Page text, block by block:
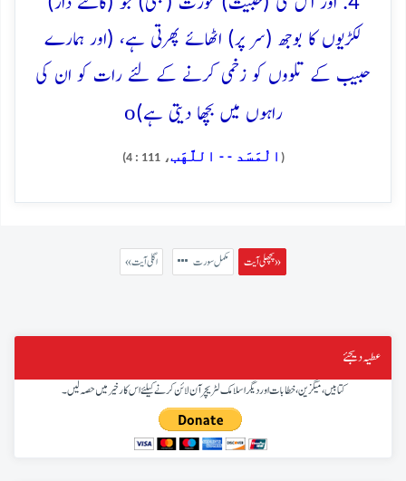
لکڑیوں کا بوجھ (سر پر) اٹھائے پھرتی ہے، (اور ہمارے
حبیب کے تلووں کو زخمی کرنے کے لئے رات کو ان کی
راہوں میں بچھا دیتی ہے)o
( الْمَسَد - - اللَّهَب، 111 : 4)
پچھلی آیت » مکمل سورت « اگلی آیت
عطیہ دیجئے
کتابیں، میگزین، خطابات اور دیگر اسلامک لٹریچر آن لائن کرنے کیلئے اس کار خیر میں حصہ لیں۔